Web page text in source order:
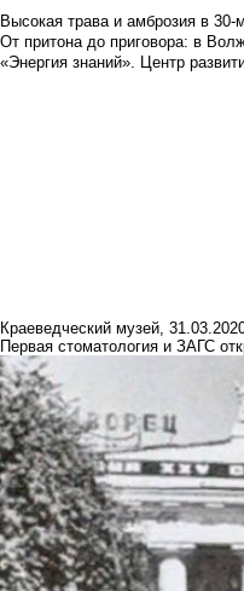
Высокая трава и амброзия в
От притона до приговора: в
«Энергия знаний». Центр
Краеведческий музей,
Первая стоматология и ЗАГС